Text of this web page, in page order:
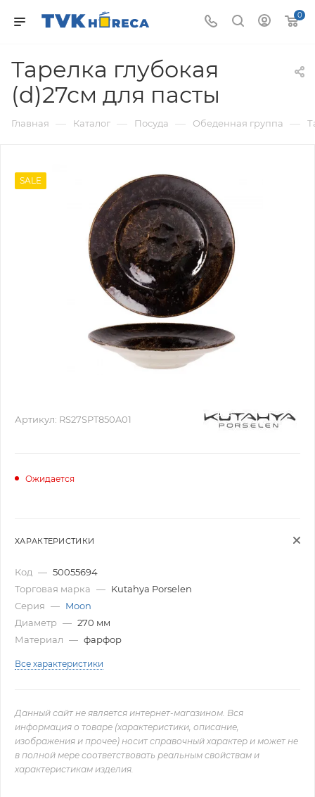
0
Тарелка глубокая
(d)27см для пасты
Главная — Каталог — Посуда — Обеденная группа —
SALE
Артикул: RS27SPT850A01
Ожидается
ХАРАКТЕРИСТИКИ
Код — 50055694
Торговая марка — Kutahya Porselen
Серия — Moon
Диаметр — 270 мм
Материал — фарфор
Все характеристики
Данный сайт не является интернет-магазином. Вся
информация о товаре (характеристики, описание,
изображения и прочее) носит справочный характер и может не
в полной мере соответствовать реальным свойствам и
характеристикам изделия.